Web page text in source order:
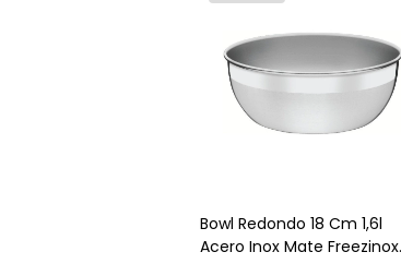
Bowl Redondo 18 Cm 1,6l
Acero Inox Mate Freezinox